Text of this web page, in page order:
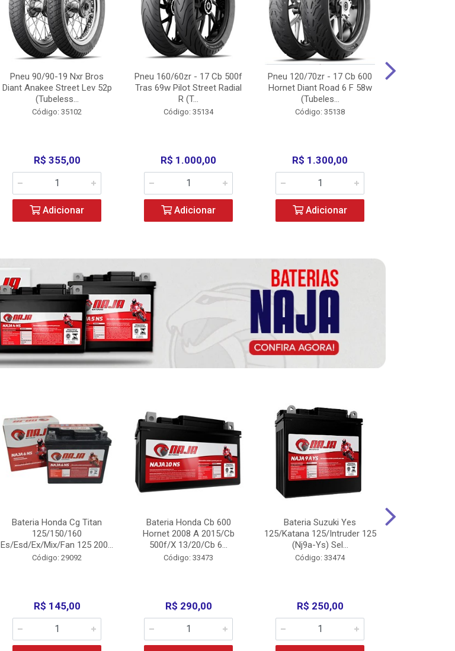
Pneu 90/90-19 Nxr Bros
Diant Anakee Street Lev 52p
(Tubeless...
Código: 35102
R$ 355,00
Adicionar
Pneu 160/60zr - 17 Cb 500f
Tras 69w Pilot Street Radial
R (T...
Código: 35134
R$ 1.000,00
Adicionar
Pneu 120/70zr - 17 Cb 600
Hornet Diant Road 6 F 58w
(Tubeles...
Código: 35138
R$ 1.300,00
Adicionar
Bateria Honda Cg Titan
125/150/160
Es/Esd/Ex/Mix/Fan 125 200...
Código: 29092
R$ 145,00
Bateria Honda Cb 600
Hornet 2008 A 2015/Cb
500f/X 13/20/Cb 6...
Código: 33473
R$ 290,00
Bateria Suzuki Yes
125/Katana 125/Intruder 125
(Nj9a-Ys) Sel...
Código: 33474
R$ 250,00